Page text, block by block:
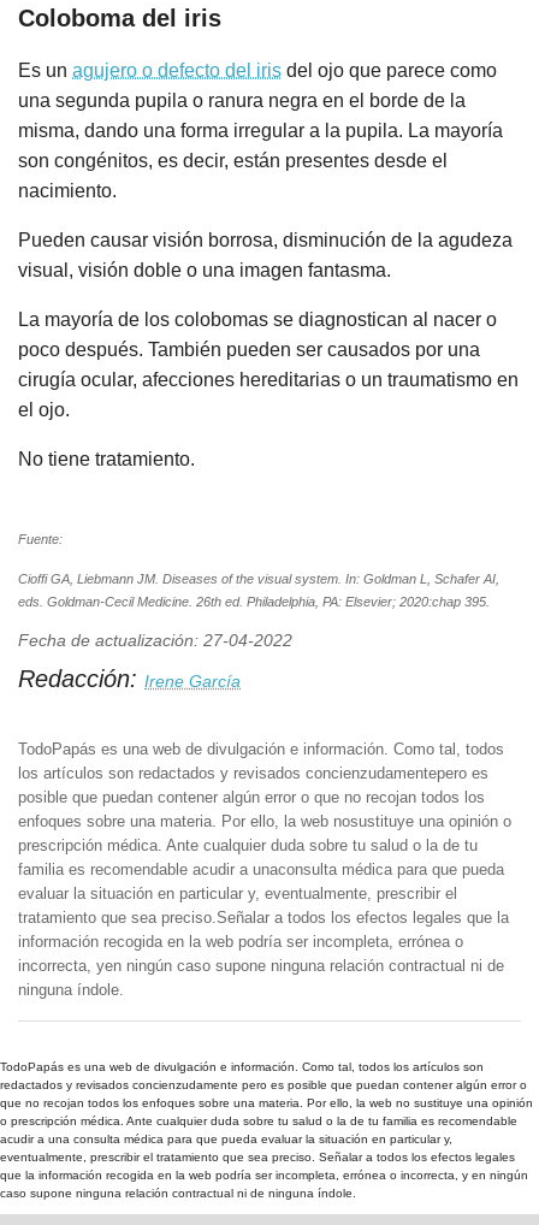
Coloboma del iris
Es un agujero o defecto del iris del ojo que parece como
una segunda pupila o ranura negra en el borde de la
misma, dando una forma irregular a la pupila. La mayoría
son congénitos, es decir, están presentes desde el
nacimiento.
Pueden causar visión borrosa, disminución de la agudeza
visual, visión doble o una imagen fantasma.
La mayoría de los colobomas se diagnostican al nacer o
poco después. También pueden ser causados por una
cirugía ocular, afecciones hereditarias o un traumatismo en
el ojo.
No tiene tratamiento.
Fuente:
Cioffi GA, Liebmann JM. Diseases of the visual system. In: Goldman L, Schafer AI,
eds. Goldman-Cecil Medicine. 26th ed. Philadelphia, PA: Elsevier; 2020:chap 395.
Fecha de actualización: 27-04-2022
Redacción: Irene García
TodoPapás es una web de divulgación e información. Como tal, todos
los artículos son redactados y revisados concienzudamentepero es
posible que puedan contener algún error o que no recojan todos los
enfoques sobre una materia. Por ello, la web nosustituye una opinión o
prescripción médica. Ante cualquier duda sobre tu salud o la de tu
familia es recomendable acudir a unaconsulta médica para que pueda
evaluar la situación en particular y, eventualmente, prescribir el
tratamiento que sea preciso.Señalar a todos los efectos legales que la
información recogida en la web podría ser incompleta, errónea o
incorrecta, yen ningún caso supone ninguna relación contractual ni de
ninguna índole.
TodoPapás es una web de divulgación e información. Como tal, todos los artículos son
redactados y revisados concienzudamente pero es posible que puedan contener algún error o
que no recojan todos los enfoques sobre una materia. Por ello, la web no sustituye una opinión
o prescripción médica. Ante cualquier duda sobre tu salud o la de tu familia es recomendable
acudir a una consulta médica para que pueda evaluar la situación en particular y,
eventualmente, prescribir el tratamiento que sea preciso. Señalar a todos los efectos legales
que la información recogida en la web podría ser incompleta, errónea o incorrecta, y en ningún
caso supone ninguna relación contractual ni de ninguna índole.